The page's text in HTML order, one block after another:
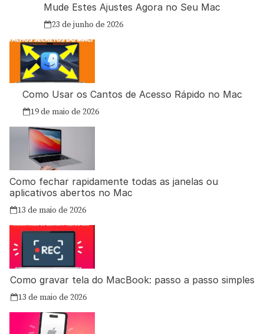
Mude Estes Ajustes Agora no Seu Mac
23 de junho de 2026
Como Usar os Cantos de Acesso Rápido no Mac
19 de maio de 2026
Como fechar rapidamente todas as janelas ou
aplicativos abertos no Mac
13 de maio de 2026
Como gravar tela do MacBook: passo a passo simples
13 de maio de 2026